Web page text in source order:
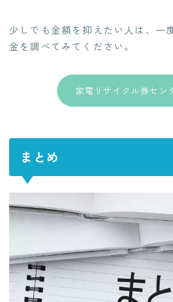
少しでも金額を抑えたい人は、一
金を調べてみてください。
家電リサイクル券セン
まとめ